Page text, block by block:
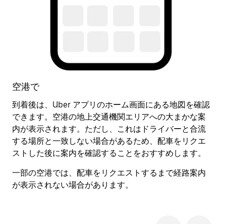
空港で
到着後は、Uber アプリのホーム画面にある地図を確認
できます。空港の地上交通機関エリアへの大まかな案
内が表示されます。ただし、これはドライバーと合流
する場所と一致しない場合があるため、配車をリクエ
ストした後に案内を確認することをおすすめします。
一部の空港では、配車をリクエストするまで経路案内
が表示されない場合があります。